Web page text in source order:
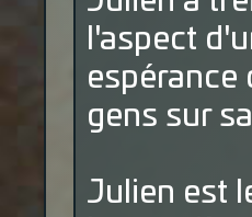
l'aspect
espérance
gens sur
Julien est